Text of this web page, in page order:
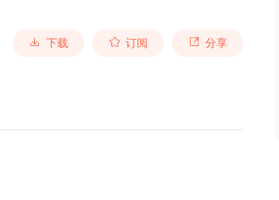
下载 订阅 分享